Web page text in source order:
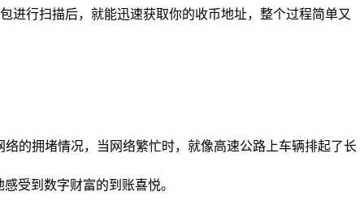
进行扫描后，就能迅速获取你的收币地址，整个过程简单又
的拥堵情况，当网络繁忙时，就像高速公路上车辆排起了长
受到数字财富的到账喜悦。